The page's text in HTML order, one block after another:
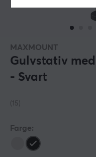
MAXMOUNT
Gulvstativ
- Svart
(15)
Farge: